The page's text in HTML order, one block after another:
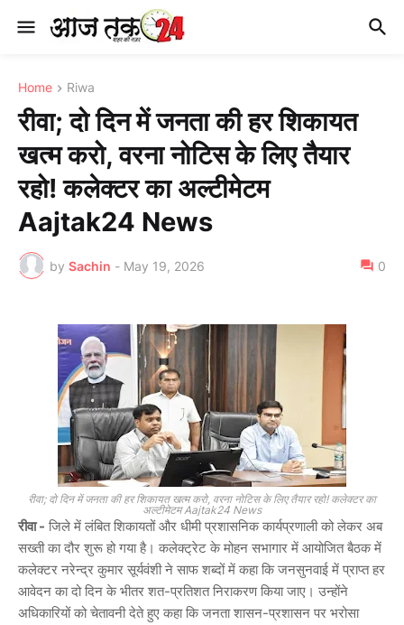
Home Riwa
रीवा; दो दिन में जनता की हर शिकायत
खत्म करो, वरना नोटिस के लिए तैयार
रहो! कलेक्टर का अल्टीमेटम
Aajtak24 News
by Sachin - May 19, 2026 0
रीवा; दो दिन में जनता की हर शिकायत खत्म करो, वरना नोटिस के लिए तैयार रहो! कलेक्टर का
अल्टीमेटम Aajtak24 News
रीवा - जिले में लंबित शिकायतों और धीमी प्रशासनिक कार्यप्रणाली को लेकर अब
सख्ती का दौर शुरू हो गया है। कलेक्ट्रेट के मोहन सभागार में आयोजित बैठक में
कलेक्टर नरेन्द्र कुमार सूर्यवंशीने साफ शब्दों में कहा कि जनसुनवाई में प्राप्त हर
आवेदन का दो दिन के भीतर शत-प्रतिशत निराकरण किया जाए। उन्होंने
अधिकारियों को चेतावनी देते हुए कहा कि जनता शासन-प्रशासन पर भरोसा